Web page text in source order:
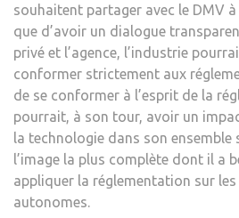
souhaitent partager avec le DMV
que d’avoir un dialogue
privé et l’agence, l’industrie
conformer strictement aux
de se conformer à l’esprit de la
pourrait, à son tour, avoir un
la technologie dans son ensemble
l’image la plus complète dont il a
appliquer la réglementation sur les
autonomes.